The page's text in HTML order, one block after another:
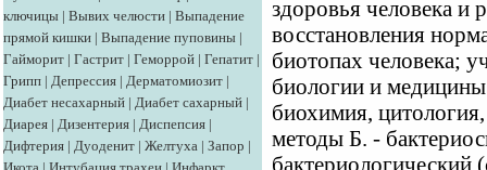
ключицы | Вывих челюсти | Выпадение
прямой кишки | Выпадение пуповины |
Гайморит | Гастрит | Геморрой | Гепатит |
Грипп | Депрессия | Дерматомиозит |
Диабет несахарный | Диабет сахарный |
Диарея | Дизентерия | Диспепсия |
Дифтерия | Дуоденит | Желтуха | Запор |
здоровья человека и
восстановления
биотопах человека;
биологии и медицины
биохимия,
методы Б. -
бактериологический